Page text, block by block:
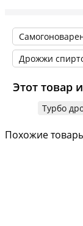
Дрожжи
Этот товар
Турбо
Похожие